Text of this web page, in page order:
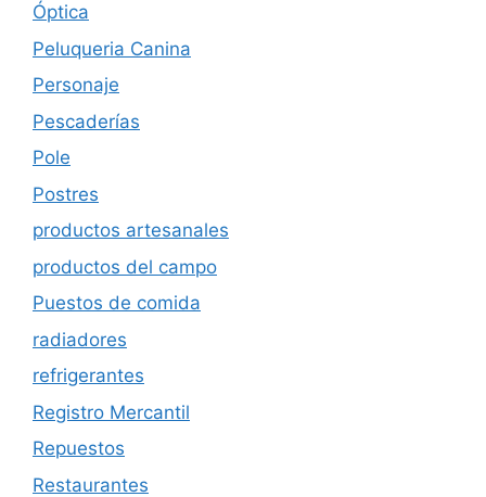
Óptica
Peluqueria Canina
Personaje
Pescaderías
Pole
Postres
productos artesanales
productos del campo
Puestos de comida
radiadores
refrigerantes
Registro Mercantil
Repuestos
Restaurantes